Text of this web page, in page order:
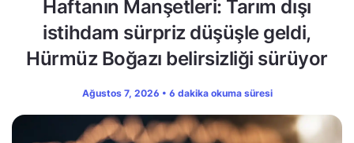
Haftanın Manşetleri: Tarım dışı
istihdam sürpriz düşüşle geldi,
Hürmüz Boğazı belirsizliği sürüyor
Ağustos 7, 2026 • 6 dakika okuma süresi